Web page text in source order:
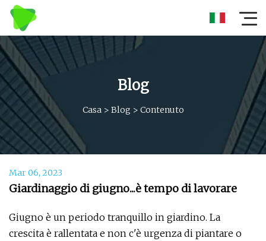
Blog
Casa > Blog > Contenuto
Mar 06, 2023
Giardinaggio di giugno...è tempo di lavorare
Giugno è un periodo tranquillo in giardino. La
crescita è rallentata e non c'è urgenza di piantare o